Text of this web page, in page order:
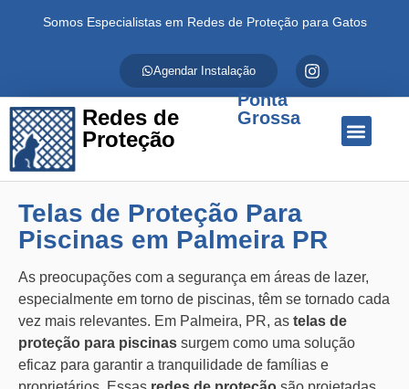
Somos Especialistas em Redes de Proteção para Gatos
Agendar Instalação
Redes de
Proteção
Ponta
Grossa
Telas de Proteção Para
Piscinas em Palmeira PR
As preocupações com a segurança em áreas de lazer,
especialmente em torno de piscinas, têm se tornado cada
vez mais relevantes. Em Palmeira, PR, as telas de
proteção para piscinas surgem como uma solução
eficaz para garantir a tranquilidade de famílias e